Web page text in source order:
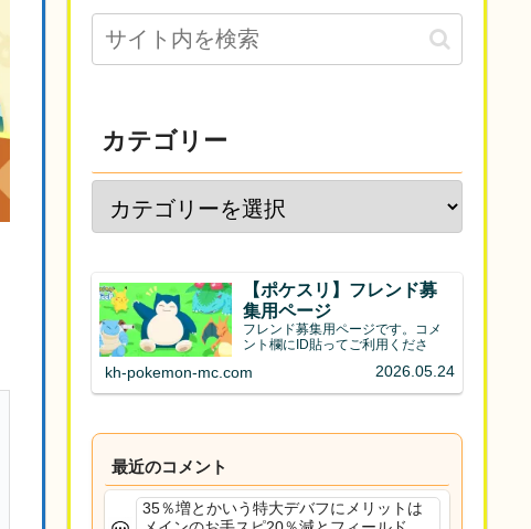
カテゴリー
【ポケスリ】フレンド募
集用ページ
フレンド募集用ページです。コメ
ント欄にID貼ってご利用くださ
kh-pokemon-mc.com 2026.05.24
最近のコメント
35％増とかいう特大デバフにメリットは